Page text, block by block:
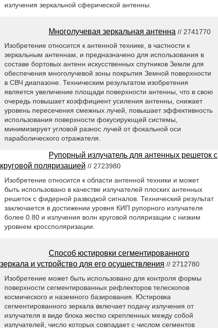
излучения зеркальной сферической антенны.
Многолучевая зеркальная антенна // 2741770
Изобретение относится к антенной технике, в частности к
зеркальным антеннам, и предназначено для использования в
составе бортовых антенн искусственных спутников Земли для
обеспечения многолучевой зоны покрытия Земной поверхности
в СВЧ диапазоне. Техническим результатом изобретения
является увеличение площади поверхности антенны, что в свою
очередь повышает коэффициент усиления антенны, снижает
уровень пересечения смежных лучей, повышает эффективность
использования поверхности фокусирующей системы,
минимизирует угловой разнос лучей от фокальной оси
параболического отражателя.
Рупорный излучатель для антенных решеток с
круговой поляризацией // 2723980
Изобретение относится к области антенной техники и может
быть использовано в качестве излучателей плоских антенных
решеток с фидерной разводкой сигналов. Технический результат
заключается в достижении уровня КИП рупорного излучателя
более 0.80 и излучения волн круговой поляризации с низким
уровнем кроссполяризации.
Способ юстировки сегментированного
зеркала и устройство для его осуществления // 2712780
Изобретение может быть использовано для контроля формы
поверхности сегментированных рефлекторов телескопов
космического и наземного базирования. Юстировка
сегментированного зеркала включает подачу излучения от
излучателя в виде блока жестко скрепленных между собой
излучателей, число которых совпадает с числом сегментов